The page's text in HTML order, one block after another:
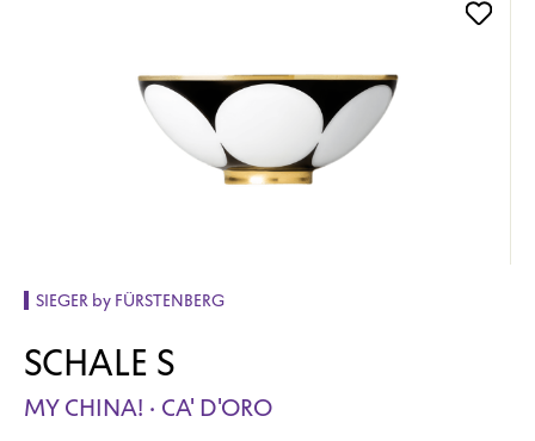
SIEGER by FÜRSTENBERG
SCHALE S
MY CHINA! · CA' D'ORO